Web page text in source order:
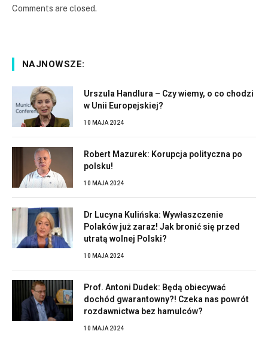
Comments are closed.
NAJNOWSZE:
Urszula Handlura – Czy wiemy, o co chodzi
w Unii Europejskiej?
10 MAJA 2024
Robert Mazurek: Korupcja polityczna po
polsku!
10 MAJA 2024
Dr Lucyna Kulińska: Wywłaszczenie
Polaków już zaraz! Jak bronić się przed
utratą wolnej Polski?
10 MAJA 2024
Prof. Antoni Dudek: Będą obiecywać
dochód gwarantowny?! Czeka nas powrót
rozdawnictwa bez hamulców?
10 MAJA 2024